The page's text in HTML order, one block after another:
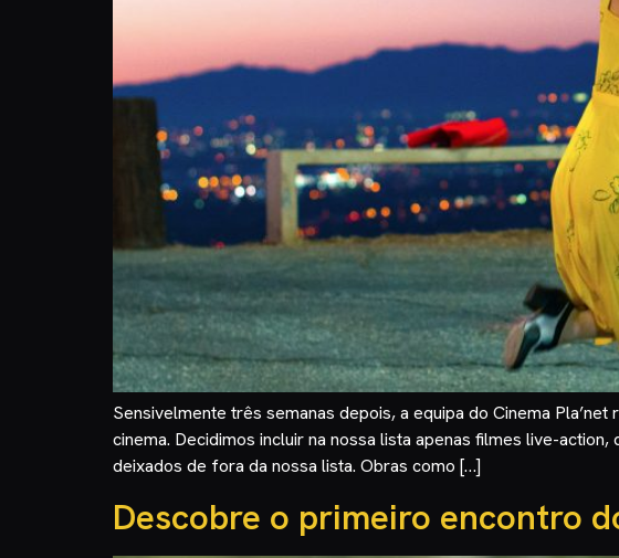
Sensivelmente três semanas depois, a equipa do Cinema
cinema. Decidimos incluir na nossa lista apenas filmes live-
deixados de fora da nossa lista. Obras como […]
Descobre o primeiro encontro